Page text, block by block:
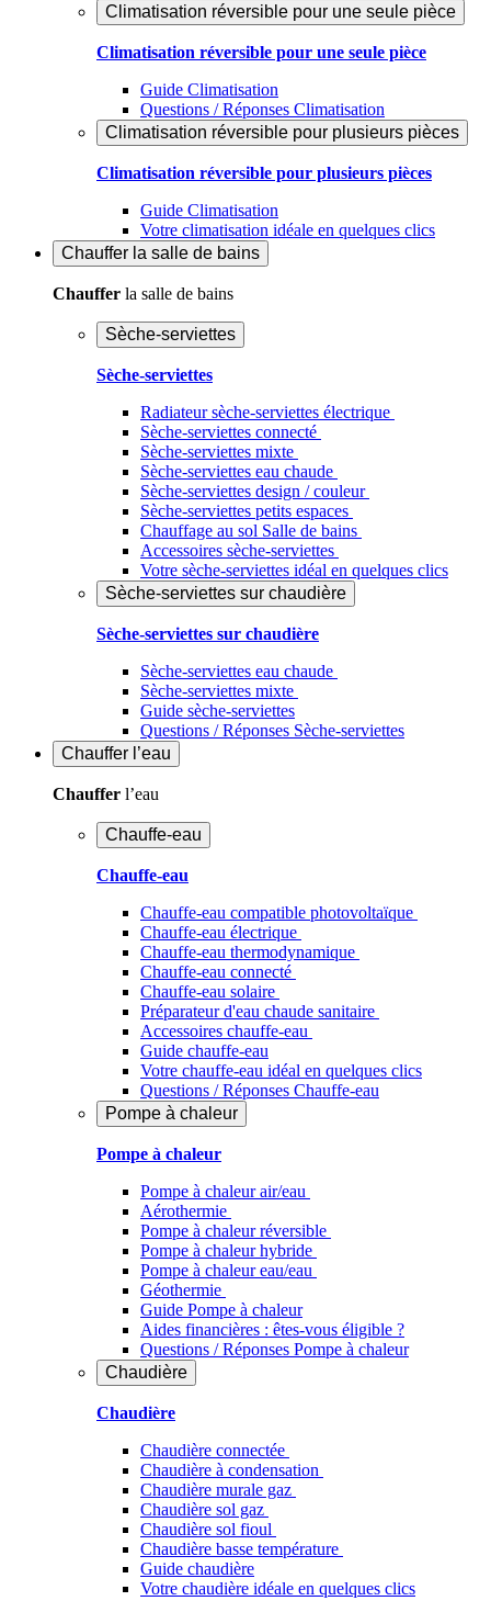
Climatisation réversible pour une seule pièce
Climatisation réversible pour une seule pièce
Guide Climatisation
Questions / Réponses Climatisation
Climatisation réversible pour plusieurs pièces
Climatisation réversible pour plusieurs pièces
Guide Climatisation
Votre climatisation idéale en quelques clics
Chauffer la salle de bains
Chauffer la salle de bains
Sèche-serviettes
Sèche-serviettes
Radiateur sèche-serviettes électrique
Sèche-serviettes connecté
Sèche-serviettes mixte
Sèche-serviettes eau chaude
Sèche-serviettes design / couleur
Sèche-serviettes petits espaces
Chauffage au sol Salle de bains
Accessoires sèche-serviettes
Votre sèche-serviettes idéal en quelques clics
Sèche-serviettes sur chaudière
Sèche-serviettes sur chaudière
Sèche-serviettes eau chaude
Sèche-serviettes mixte
Guide sèche-serviettes
Questions / Réponses Sèche-serviettes
Chauffer l’eau
Chauffer l’eau
Chauffe-eau
Chauffe-eau
Chauffe-eau compatible photovoltaïque
Chauffe-eau électrique
Chauffe-eau thermodynamique
Chauffe-eau connecté
Chauffe-eau solaire
Préparateur d'eau chaude sanitaire
Accessoires chauffe-eau
Guide chauffe-eau
Votre chauffe-eau idéal en quelques clics
Questions / Réponses Chauffe-eau
Pompe à chaleur
Pompe à chaleur
Pompe à chaleur air/eau
Aérothermie
Pompe à chaleur réversible
Pompe à chaleur hybride
Pompe à chaleur​ eau/eau
Géothermie
Guide Pompe à chaleur
Aides financières : êtes-vous éligible ?
Questions / Réponses Pompe à chaleur
Chaudière
Chaudière
Chaudière connectée
Chaudière à condensation
Chaudière murale gaz
Chaudière sol gaz
Chaudière sol fioul
Chaudière basse température
Guide chaudière
Votre chaudière idéale en quelques clics